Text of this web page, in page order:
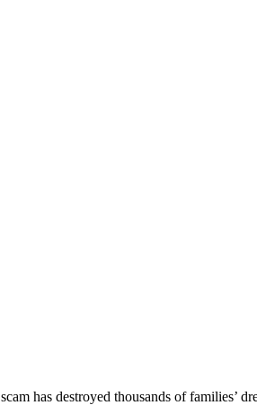
has destroyed thousands of families’